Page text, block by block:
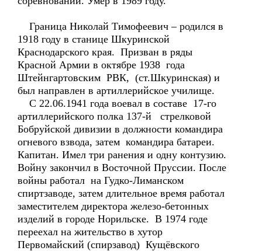
Граница Николай Тимофеевич – родился в
1918 году в станице Шкуринской
Краснодарского края. Призван в ряды
Красной Армии в октябре 1938 года
Штейнгартовским РВК, (ст.Шкуринская) и
был направлен в артиллерийское училище.
С 22.06.1941 года воевал в составе 17-го
артиллерийского полка 137-й стрелковой
Бобруйской дивизии в должности командира
огневого взвода, затем командира батареи.
Капитан. Имел три ранения и одну контузию.
Войну закончил в Восточной Пруссии. После
войны работал на Гудко-Лиманском
спиртзаводе, затем длительное время работал
заместителем директора железо-бетонных
изделий в городе Норильске. В 1974 годе
переехал на жительство в хутор
Первомайский (спирзавод) Кущёвского